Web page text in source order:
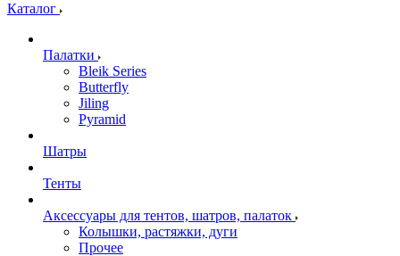
Каталог
Палатки
Bleik Series
Butterfly
Jiling
Pyramid
Шатры
Тенты
Аксессуары для тентов, шатров, палаток
Колышки, растяжки, дуги
Прочее